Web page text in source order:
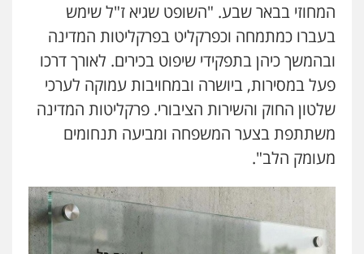
המחוזי בבאר שבע. "השופט שגיא ז"ל שימש
בעברו כמתמחה וכפרקליט בפרקליטות המדינה
ובהמשך כיהן בתפקידי שיפוט בכירים. לאורך דרכו
פעל במסירות, ביושרה ובמחויבות עמוקה לערכי
שלטון החוק והשירות הציבורי. פרקליטות המדינה
משתתפת בצער המשפחה ומביעה תנחומים
מעומק הלב".
0506216813
עדי כרמלי – חברת עו"ד
פלילי כלכלי עורכי דין לענייני אסירים
0525060666
0546312410